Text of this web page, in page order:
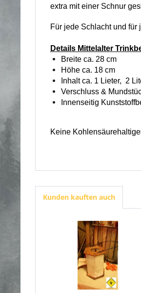
extra mit einer Schnur
Für jede Schlacht und
Details Mittelalter
Breite ca. 28 cm
Höhe ca. 18 cm
Inhalt ca. 1 Lieter, 2
Verschluss &
Innenseitig
Keine
Kunden kauften auch